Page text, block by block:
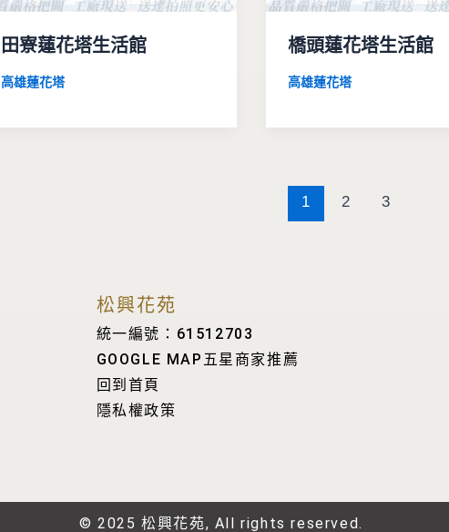
田寮蓮花塔生活館
高雄蓮花塔
橋頭蓮花塔生活館
高雄蓮花塔
1 2 3
松興花苑
統一編號：61512703
GOOGLE MAP五星商家推薦
回到首頁
隱私權政策
© 2025 松興花苑, All rights reserved.